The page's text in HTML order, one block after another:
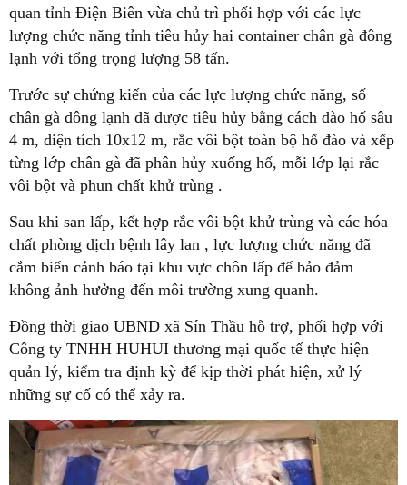
quan tỉnh Điện Biên vừa chủ trì phối hợp với các lực
lượng chức năng tỉnh tiêu hủy hai container chân gà đông
lạnh với tổng trọng lượng 58 tấn.
Trước sự chứng kiến của các lực lượng chức năng, số
chân gà đông lạnh đã được tiêu hủy bằng cách đào hố sâu
4 m, diện tích 10x12 m, rắc vôi bột toàn bộ hố đào và xếp
từng lớp chân gà đã phân hủy xuống hố, mỗi lớp lại rắc
vôi bột và phun chất khử trùng .
Sau khi san lấp, kết hợp rắc vôi bột khử trùng và các hóa
chất phòng dịch bệnh lây lan , lực lượng chức năng đã
cắm biển cảnh báo tại khu vực chôn lấp để bảo đảm
không ảnh hưởng đến môi trường xung quanh.
Đồng thời giao UBND xã Sín Thầu hỗ trợ, phối hợp với
Công ty TNHH HUHUI thương mại quốc tế thực hiện
quản lý, kiểm tra định kỳ để kịp thời phát hiện, xử lý
những sự cố có thể xảy ra.